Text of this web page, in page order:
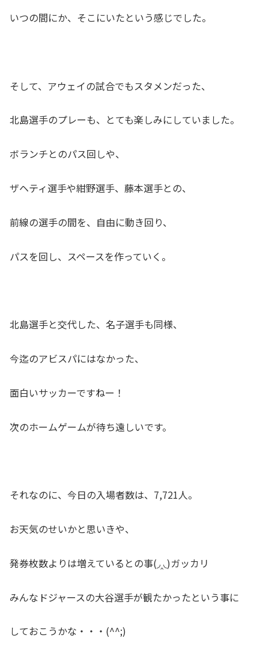
いつの間にか、そこにいたという感じでした。
そして、アウェイの試合でもスタメンだった、
北島選手のプレーも、とても楽しみにしていました。
ボランチとのパス回しや、
ザヘティ選手や紺野選手、藤本選手との、
前線の選手の間を、自由に動き回り、
パスを回し、スペースを作っていく。
北島選手と交代した、名子選手も同様、
今迄のアビスパにはなかった、
面白いサッカーですねー！
次のホームゲームが待ち遠しいです。
それなのに、今日の入場者数は、7,721人。
お天気のせいかと思いきや、
発券枚数よりは増えているとの事(◞‸◟)ガッカリ
みんなドジャースの大谷選手が観たかったという事に
しておこうかな・・・(^^;)